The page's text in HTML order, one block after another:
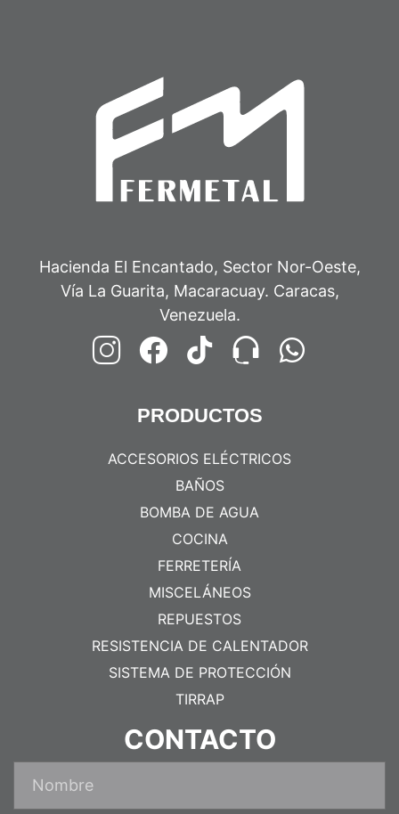
Hacienda El Encantado, Sector Nor-Oeste,
Vía La Guarita, Macaracuay. Caracas,
Venezuela.
PRODUCTOS
ACCESORIOS ELÉCTRICOS
BAÑOS
BOMBA DE AGUA
COCINA
FERRETERÍA
MISCELÁNEOS
REPUESTOS
RESISTENCIA DE CALENTADOR
SISTEMA DE PROTECCIÓN
TIRRAP
CONTACTO